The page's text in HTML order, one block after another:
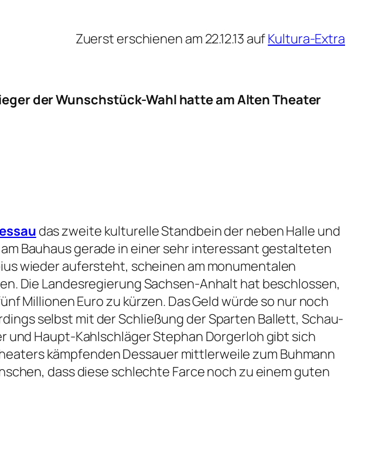
Zuerst erschienen am 22.12.13 aufKultura-Extra
der Wunschstück-Wahl hatte am Alten Theater
das zweite kulturelle Standbein der neben Halle und
Bauhaus gerade in einer sehr interessant gestalteten
wieder aufersteht, scheinen am monumentalen
Die Landesregierung Sachsen-Anhalt hat beschlossen,
Millionen Euro zu kürzen. Das Geld würde so nur noch
selbst mit der Schließung der Sparten Ballett, Schau-
und Haupt-Kahlschläger Stephan Dorgerloh gibt sich
kämpfenden Dessauer mittlerweile zum Buhmann
dass diese schlechte Farce noch zu einem guten